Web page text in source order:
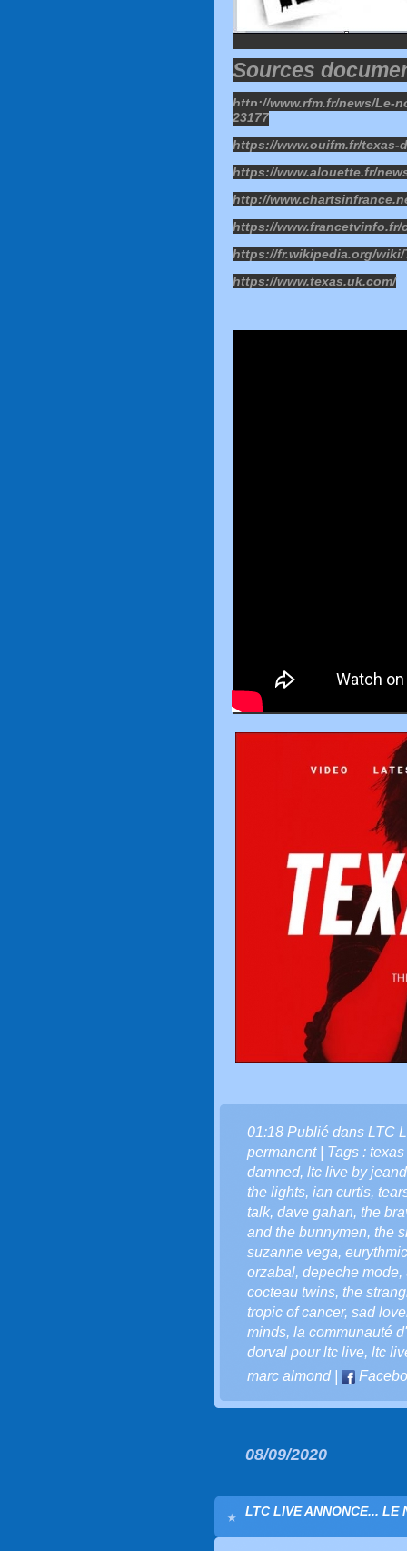
Sources
http://www.rfm.fr/news/Le-
23177
https://www.ouifm.fr/texas-
https://www.alouette.fr/
http://
https://www.francetvinfo.fr/
https://fr.wikipedia.org/wiki/
https://www.texas.uk.com/
01:18 Publié dans LTC
permanent| Tags :
damned, ltc live by
the lights, ian curtis,
talk, dave gahan, the
and the bunnymen, the
suzanne vega,
orzabal, depeche mode,
cocteau twins, the
tropic of cancer, sad
minds, la communauté
dorval pour ltc live, ltc
marc almond|
08/09/2020
LTC LIVE ANNONCE... LE